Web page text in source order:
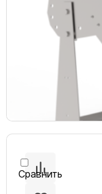
Сравнить